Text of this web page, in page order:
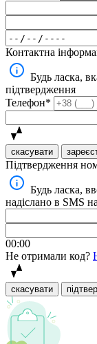
Контактна
Будь ласка,
підтвердження
Телефон*
скасувати
Підтвердження
Будь ласка,
надіслано в SMS
00:00
Не отримали код?
скасувати